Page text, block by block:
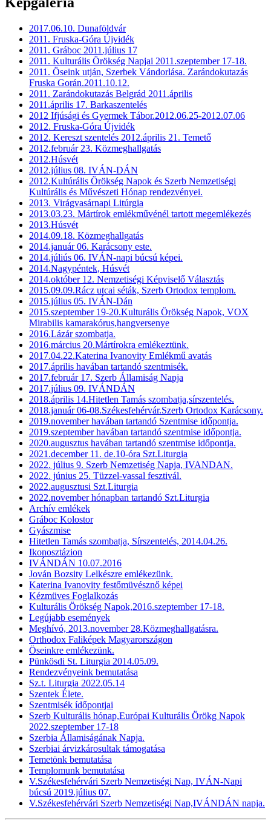
2017.06.10. Dunaföldvár
2011. Fruska-Góra Újvidék
2011. Gráboc 2011.július 17
2011. Kulturális Örökség Napjai 2011.szeptember 17-18.
2011. Öseink utján, Szerbek Vándorlása. Zarándokutazás
Fruska Gorán.2011.10.12.
2011. Zarándokutazás Belgrád 2011.április
2011.április 17. Barkaszentelés
2012 Ifjúsági és Gyermek Tábor.2012.06.25-2012.07.06
2012. Fruska-Góra Újvidék
2012. Kereszt szentelés 2012.április 21. Temető
2012.február 23. Közmeghallgatás
2012.Húsvét
2012.július 08. IVÁN-DÁN
2012.Kultúrális Örökség Napok és Szerb Nemzetiségi
Kultúrális és Művészeti Hónap rendezvényei.
2013. Virágvasárnapi Litúrgia
2013.03.23. Mártírok emlékművénél tartott megemlékezés
2013.Húsvét
2014.09.18. Közmeghallgatás
2014.január 06. Karácsony este.
2014.júliús 06. IVÁN-napi búcsú képei.
2014.Nagypéntek, Húsvét
2014.október 12. Nemzetiségi Képviselő Választás
2015.09.09.Rácz utcai séták, Szerb Ortodox templom.
2015.július 05. IVÁN-Dán
2015.szeptember 19-20.Kulturális Örökség Napok, VOX
Mirabilis kamarakórus,hangversenye
2016.Lázár szombatja.
2016.március 20.Mártírokra emlékeztünk.
2017.04.22.Katerina Ivanovity Emlékmű avatás
2017.április havában tartandó szentmisék.
2017.február 17. Szerb Államiság Napja
2017.július 09. IVÁNDÁN
2018.április 14.Hitetlen Tamás szombatja,sírszentelés.
2018.január 06-08.Székesfehérvár.Szerb Ortodox Karácsony.
2019.november havában tartandó Szentmise időpontja.
2019.szeptember havában tartandó szentmise időpontja.
2020.augusztus havában tartandó szentmise időpontja.
2021.december 11. de.10-óra Szt.Liturgia
2022. július 9. Szerb Nemzetiség Napja, IVANDAN.
2022. június 25. Tüzzel-vassal fesztivál.
2022.augusztusi Szt.Liturgia
2022.november hónapban tartandó Szt.Liturgia
Archív emlékek
Gráboc Kolostor
Gyászmise
Hitetlen Tamás szombatja, Sírszentelés, 2014.04.26.
Ikonosztázion
IVÁNDÁN 10.07.2016
Jován Bozsity Lelkészre emlékezünk.
Katerina Ivanovity festőmüvésznő képei
Kézmüves Foglalkozás
Kulturális Örökség Napok,2016.szeptember 17-18.
Legújabb események
Meghívó, 2013.november 28.Közmeghallgatásra.
Orthodox Faliképek Magyarországon
Öseinkre emlékezünk.
Pünkösdi St. Liturgia 2014.05.09.
Rendezvényeink bemutatása
Sz.t. Liturgia 2022.05.14
Szentek Élete.
Szentmisék ídőpontjai
Szerb Kulturális hónap,Európai Kulturális Örökg Napok
2022.szeptember 17-18
Szerbia Államiságának Napja.
Szerbiai árvizkárosultak támogatása
Temetönk bemutatása
Templomunk bemutatása
V.Székesfehérvári Szerb Nemzetiségi Nap, IVÁN-Napi
búcsú 2019.július 07.
V.Székesfehérvári Szerb Nemzetiségi Nap,IVÁNDÁN napja.